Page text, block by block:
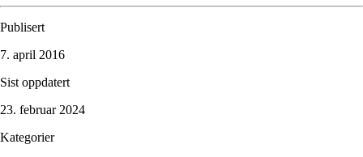
Publisert
7. april 2016
Sist oppdatert
23. februar 2024
Kategorier